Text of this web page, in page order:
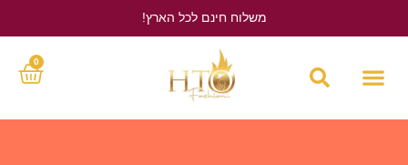
משלוח חינם לכל הארץ!
0